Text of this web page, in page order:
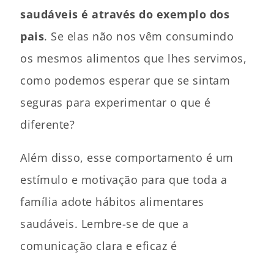
saudáveis é através do exemplo dos
pais. Se elas não nos vêm consumindo
os mesmos alimentos que lhes servimos,
como podemos esperar que se sintam
seguras para experimentar o que é
diferente?
Além disso, esse comportamento é um
estímulo e motivação para que toda a
família adote hábitos alimentares
saudáveis. Lembre-se de que a
comunicação clara e eficaz é